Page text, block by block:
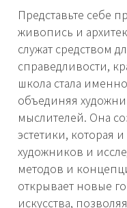
Представьте себе
живопись и
служат средством
справедливости,
школа стала
объединяя
мыслителей. Она
эстетики, которая
художников и
методов и
открывает новые
искусства,